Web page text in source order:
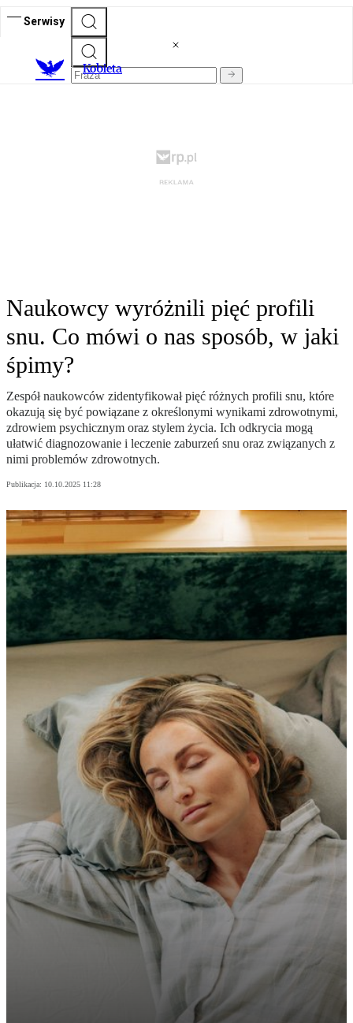
Serwisy
Kobieta
Naukowcy wyróżnili pięć profili
snu. Co mówi o nas sposób, w jaki
śpimy?
Zespół naukowców zidentyfikował pięć różnych profili snu, które
okazują się być powiązane z określonymi wynikami zdrowotnymi,
zdrowiem psychicznym oraz stylem życia. Ich odkrycia mogą
ułatwić diagnozowanie i leczenie zaburzeń snu oraz związanych z
nimi problemów zdrowotnych.
Publikacja: 10.10.2025 11:28